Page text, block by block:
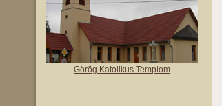
Görög Katolikus Templom